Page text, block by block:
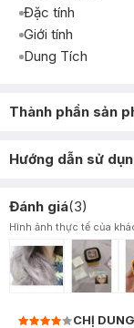
Đặc tính
Giới tính
Dung Tích
Thành phần sản
Hướng dẫn sử
Đánh giá(3)
Hình ảnh thực tế của
CHỊ DUNG